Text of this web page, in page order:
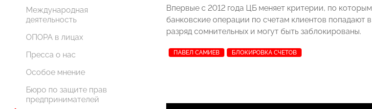
Международная
деятельность
ОПОРА в лицах
Пресса о нас
Особое мнение
Бюро по защите прав
предпринимателей
Впервые с 2012 года ЦБ меняет критерии, по которым
банковские операции по счетам клиентов попадают в
разряд сомнительных и могут быть заблокированы.
ПАВЕЛ САМИЕВ БЛОКИРОВКА СЧЕТОВ